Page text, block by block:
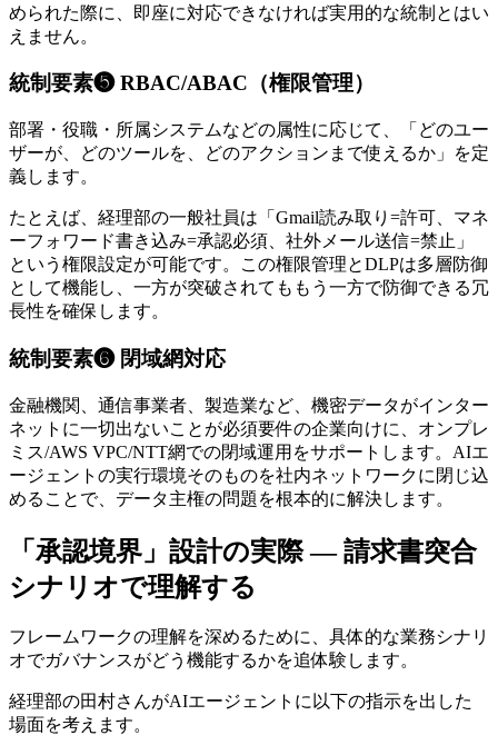
められた際に、即座に対応できなければ実用的な統制とはい
えません。
統制要素❺ RBAC/ABAC（権限管理）
部署・役職・所属システムなどの属性に応じて、「どのユー
ザーが、どのツールを、どのアクションまで使えるか」を定
義します。
たとえば、経理部の一般社員は「Gmail読み取り=許可、マネ
ーフォワード書き込み=承認必須、社外メール送信=禁止」
という権限設定が可能です。この権限管理とDLPは多層防御
として機能し、一方が突破されてももう一方で防御できる冗
長性を確保します。
統制要素❻ 閉域網対応
金融機関、通信事業者、製造業など、機密データがインター
ネットに一切出ないことが必須要件の企業向けに、オンプレ
ミス/AWS VPC/NTT網での閉域運用をサポートします。AIエ
ージェントの実行環境そのものを社内ネットワークに閉じ込
めることで、データ主権の問題を根本的に解決します。
「承認境界」設計の実際 — 請求書突合
シナリオで理解する
フレームワークの理解を深めるために、具体的な業務シナリ
オでガバナンスがどう機能するかを追体験します。
経理部の田村さんがAIエージェントに以下の指示を出した
場面を考えます。